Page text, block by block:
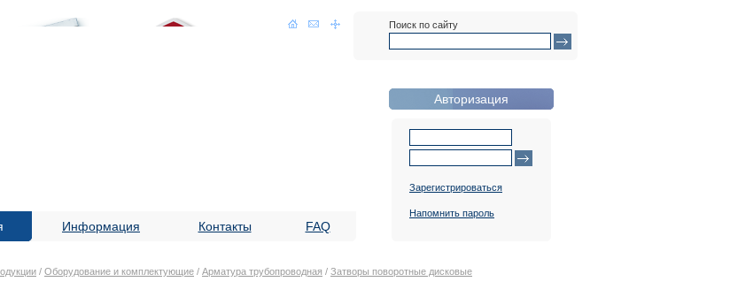
Поиск по сайту
Информация Контакты FAQ
Авторизация
Зарегистрироваться
Напомнить пароль
/ Оборудование и комплектующие / Арматура трубопроводная / Затворы поворотные дисковые